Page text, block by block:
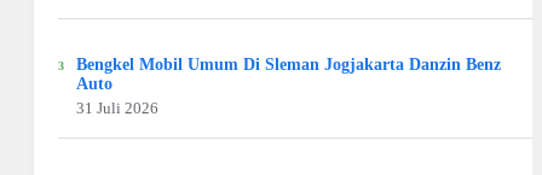
Bengkel Mobil Umum Di Sleman Jogjakarta Danzin Benz
Auto
31 Juli 2026